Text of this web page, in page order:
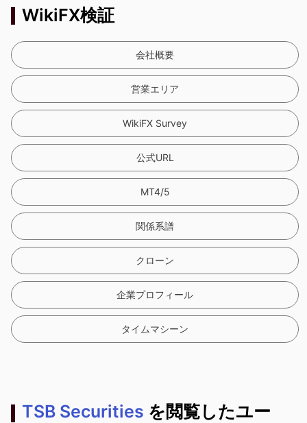
WikiFX検証
会社概要
営業エリア
WikiFX Survey
公式URL
MT4/5
関係系譜
クローン
企業プロフィール
タイムマシーン
TSB Securities を閲覧したユー